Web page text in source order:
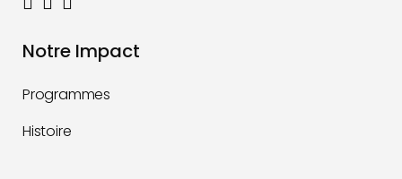
Notre Impact
Programmes
Histoire